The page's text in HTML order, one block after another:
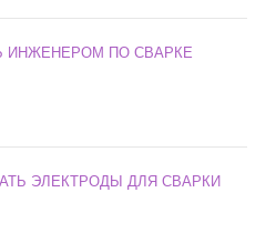
ИНЖЕНЕРОМ ПО СВАРКЕ
ЭЛЕКТРОДЫ ДЛЯ СВАРКИ